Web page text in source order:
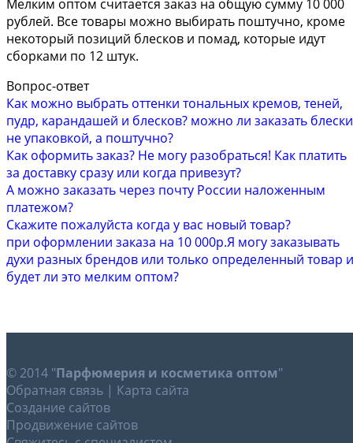
Мелким оптом считается заказ на общую сумму 10 000
рублей. Все товары можно выбирать поштучно, кроме
некоторый позиций блесков и помад, которые идут
сборками по 12 штук.
Вопрос-ответ
Как можно выбрать оттенки тональных кремов, теней,
пудр, карандашей и блесков? можно ли заказать блески
не упаковкой, а поштучно?
Как оформить заказ? Не могу разобраться! Как платить
за доставку сразу или когда привезут?
А можно заказать через почту России наложенным
платежом?
Скажите пожалуйста когда у вас новый товар?
при оформлении заказа на 10 000р.Я могу заказывать
духи разных брендов или только определенный товар и
будет ли это мелким оптом?
© 2014 "Парфюмерия и косметика оптом"
Обратная связь | Карта сайта
Создание сайтов
Продвижение сайтов